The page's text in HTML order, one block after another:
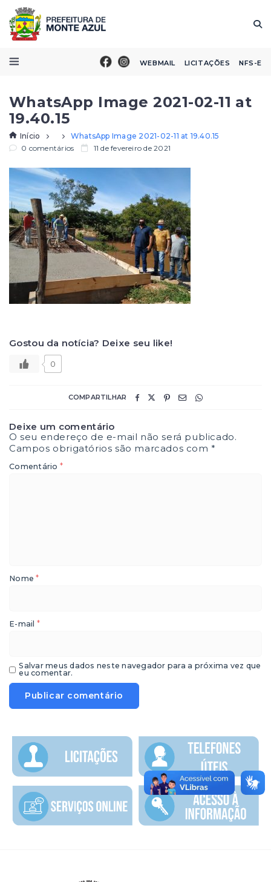
WEBMAIL LICITAÇÕES NFS-E
WhatsApp Image 2021-02-11 at
19.40.15
Início
WhatsApp Image 2021-02-11 at 19.40.15
0 comentários
11 de fevereiro de 2021
Gostou da notícia? Deixe seu like!
0
COMPARTILHAR
Deixe um comentário
O seu endereço de e-mail não será publicado.
Campos obrigatórios são marcados com*
Comentário *
Nome*
E-mail *
Salvar meus dados neste navegador para a próxima vez que
eu comentar.